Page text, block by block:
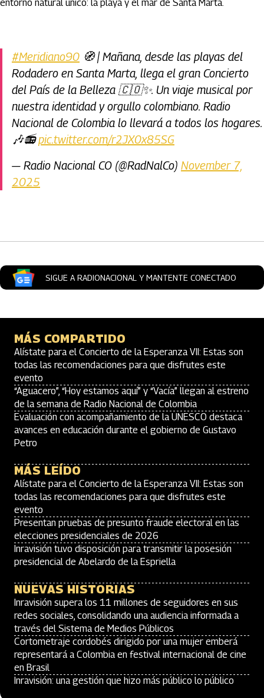
entorno natural único: la playa y el mar de Santa Marta.
#Meridiano90 🧭 | Mañana, desde las playas del
Rodadero en Santa Marta, llega el gran Concierto
del País de la Belleza 🇨🇴✨. Un viaje musical por
nuestra identidad y orgullo colombiano. Radio
Nacional de Colombia lo llevará a todos los hogares.
🎶📻pic.twitter.com/r2JX0x85SG
— Radio Nacional CO (@RadNalCo) November 7,
2025
SIGUE A RADIONACIONAL Y MANTENTE CONECTADO
MÁS COMPARTIDO
Alístate para el Concierto de la Esperanza VII: Estas son
todas las recomendaciones para que disfrutes este
evento
“Aguacero”, “Hoy estamos aquí” y “Vacía” llegan al estreno
de la semana de Radio Nacional de Colombia
Evaluación con acompañamiento de la UNESCO destaca
avances en educación durante el gobierno de Gustavo
Petro
MÁS LEÍDO
Alístate para el Concierto de la Esperanza VII: Estas son
todas las recomendaciones para que disfrutes este
evento
Presentan pruebas de presunto fraude electoral en las
elecciones presidenciales de 2026
Inravisión tuvo disposición para transmitir la posesión
presidencial de Abelardo de la Espriella
NUEVAS HISTORIAS
Inravisión supera los 11 millones de seguidores en sus
redes sociales, consolidando una audiencia informada a
través del Sistema de Medios Públicos
Cortometraje cordobés dirigido por una mujer emberá
representará a Colombia en festival internacional de cine
en Brasil
Inravisión: una gestión que hizo más público lo público